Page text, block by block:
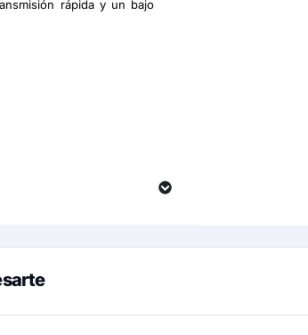
rápida y un bajo